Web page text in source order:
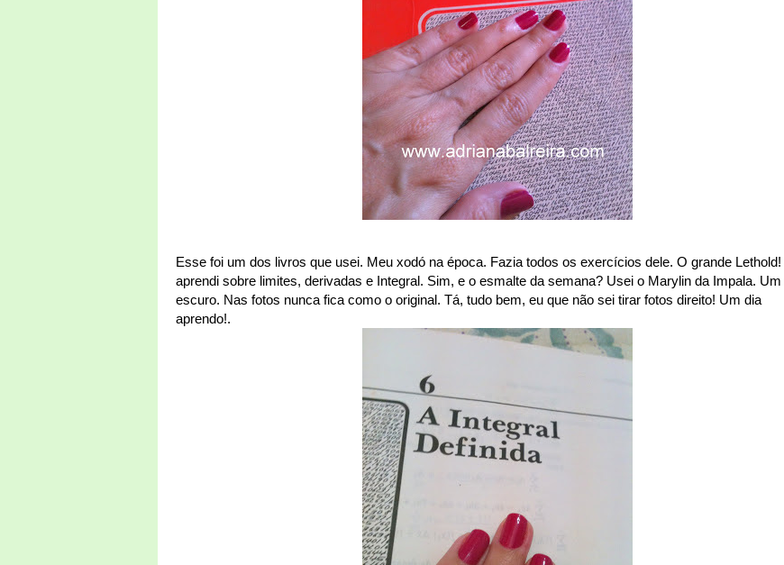
Esse foi um dos livros que usei. Meu xodó na época. Fazia todos os exercícios dele. O grande
aprendi sobre limites, derivadas e Integral. Sim, e o esmalte da semana? Usei o Marylin da Impala.
escuro. Nas fotos nunca fica como o original. Tá, tudo bem, eu que não sei tirar fotos direito! Um dia
aprendo!.